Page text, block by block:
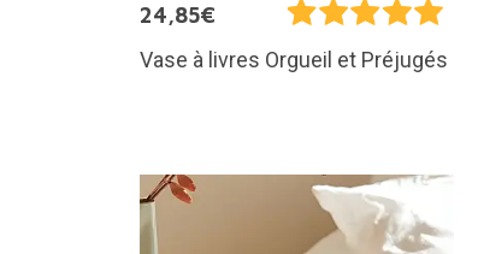
24,85€
Vase à livres Orgueil et Préjugés